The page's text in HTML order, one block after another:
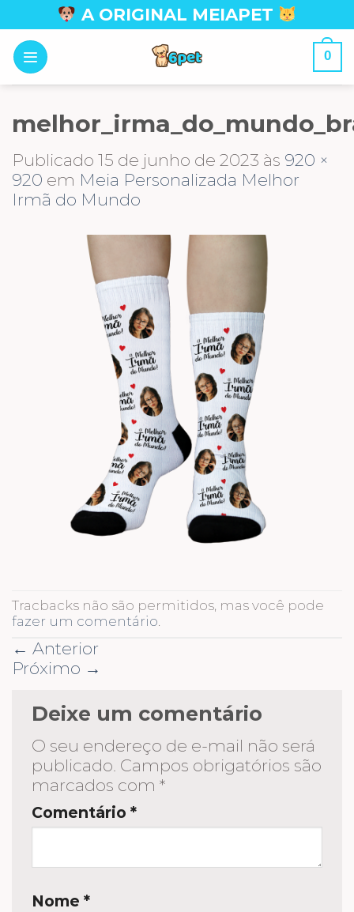
to
content
A ORIGINAL MEIAPET
0
Publicado 15 de junho de 2023 às 920 ×
920 em Meia Personalizada Melhor
Irmã do Mundo
Tracbacks não são permitidos, mas você pode
fazer um comentário.
← Anterior
Próximo →
Deixe um comentário
O seu endereço de e-mail não será
publicado. Campos obrigatórios são
marcados com *
Comentário *
Nome *